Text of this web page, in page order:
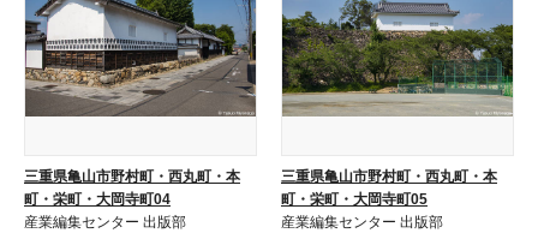
三重県亀山市野村町・西丸町・本
町・栄町・大岡寺町04
産業編集センター 出版部
三重県亀山市野村町・西丸町・本
町・栄町・大岡寺町05
産業編集センター 出版部